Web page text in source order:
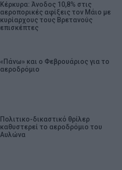
Κέρκυρα: Άνοδος 10,8% στις
αεροπορικές αφίξεις τον Μάιο με
κυρίαρχους τους Βρετανούς
επισκέπτες
«Πάνω» και ο Φεβρουάριος για το
αεροδρόμιο
Πολιτικο-δικαστικό θρίλερ
καθυστερεί το αεροδρόμιο του
Αυλώνα